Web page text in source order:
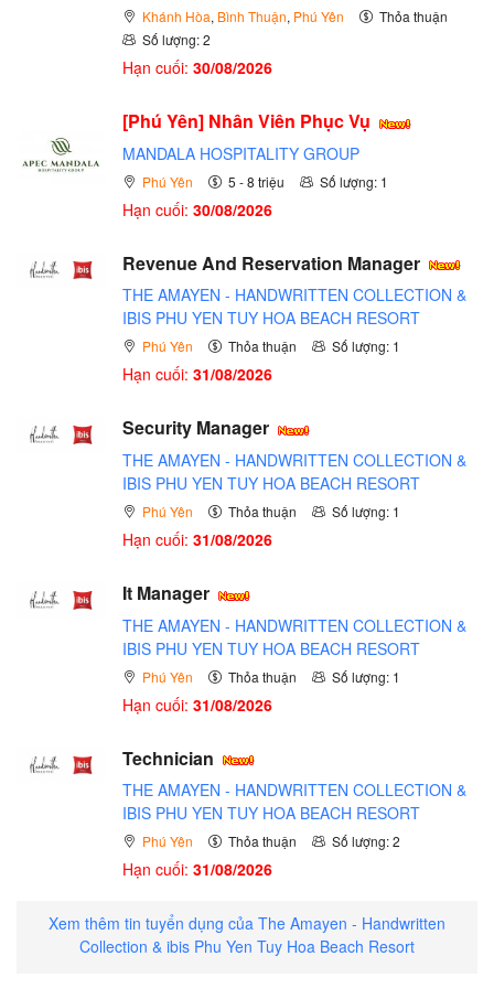
Khánh Hòa, Bình Thuận, Phú Yên
Thỏa thuận
Số lượng: 2
Hạn cuối: 30/08/2026
[Phú Yên] Nhân Viên Phục Vụ
MANDALA HOSPITALITY GROUP
Phú Yên 5 - 8 triệu Số lượng: 1
Hạn cuối: 30/08/2026
Revenue And Reservation Manager
THE AMAYEN - HANDWRITTEN COLLECTION &
IBIS PHU YEN TUY HOA BEACH RESORT
Phú Yên Thỏa thuận Số lượng: 1
Hạn cuối: 31/08/2026
Security Manager
THE AMAYEN - HANDWRITTEN COLLECTION &
IBIS PHU YEN TUY HOA BEACH RESORT
Phú Yên Thỏa thuận Số lượng: 1
Hạn cuối: 31/08/2026
It Manager
THE AMAYEN - HANDWRITTEN COLLECTION &
IBIS PHU YEN TUY HOA BEACH RESORT
Phú Yên Thỏa thuận Số lượng: 1
Hạn cuối: 31/08/2026
Technician
THE AMAYEN - HANDWRITTEN COLLECTION &
IBIS PHU YEN TUY HOA BEACH RESORT
Phú Yên Thỏa thuận Số lượng: 2
Hạn cuối: 31/08/2026
Xem thêm tin tuyển dụng của The Amayen - Handwritten
Collection & ibis Phu Yen Tuy Hoa Beach Resort